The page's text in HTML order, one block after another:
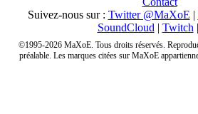
Suivez-nous sur : Twitter @MaXoE |
SoundCloud | Twitch |
©1995-2026 MaXoE. Tous droits réservés.
préalable. Les marques citées sur MaXoE